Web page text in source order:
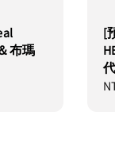
布瑪
[